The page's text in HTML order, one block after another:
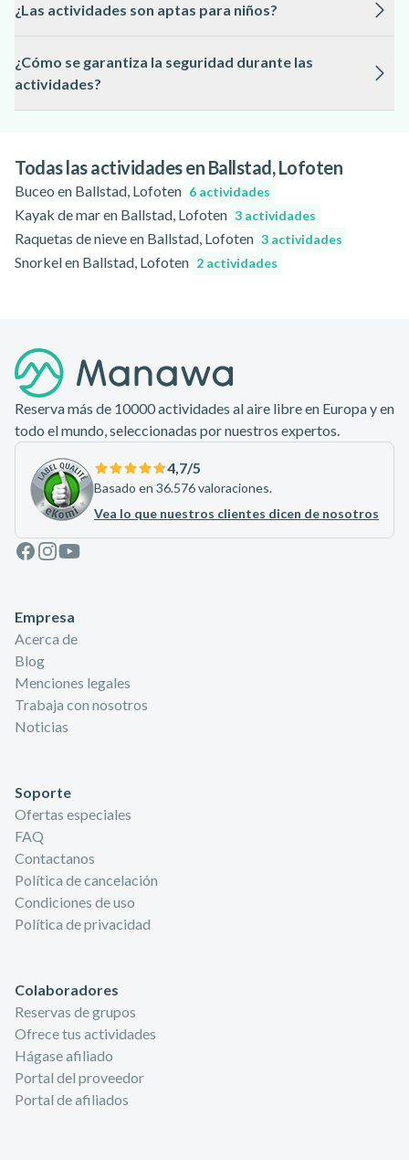
equipo de buceo, está incluido. Se recomienda llevar ropa
térmica, una muda seca y protección solar en verano.
¿Las actividades son aptas para niños?
de cierta edad y estatura, siempre bajo la supervisión de un
adulto y según las indicaciones del guía.
¿Cómo se garantiza la seguridad durante las
actividades?
breve formación en seguridad y uso del equipo.
Todas las actividades en Ballstad, Lofoten
Buceo en Ballstad, Lofoten 6 actividades
Kayak de mar en Ballstad, Lofoten 3 actividades
Raquetas de nieve en Ballstad, Lofoten 3 actividades
Snorkel en Ballstad, Lofoten 2 actividades
Reserva más de 10000 actividades al aire libre en Europa y en
todo el mundo, seleccionadas por nuestros expertos.
4,7/5
Basado en 36.576 valoraciones.
Vea lo que nuestros clientes dicen de nosotros
Facebook
Instagram
Youtube
Empresa
Acerca de
Blog
Menciones legales
Trabaja con nosotros
Noticias
Soporte
Ofertas especiales
FAQ
Contactanos
Política de cancelación
Condiciones de uso
Política de privacidad
Colaboradores
Reservas de grupos
Ofrece tus actividades
Hágase afiliado
Portal del proveedor
Portal de afiliados